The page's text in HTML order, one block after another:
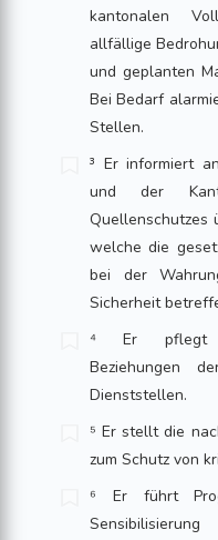
kantonalen
allfällige
und geplanten
Bei Bedarf
Stellen.
³ Er informiert
und der
Quellenschutzes
welche die
bei der
Sicherheit
⁴ Er pflegt
Beziehungen
Dienststellen.
⁵ Er stellt die
zum Schutz von
⁶ Er führt